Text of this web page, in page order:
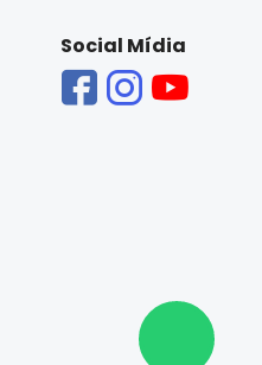
Social Mídia